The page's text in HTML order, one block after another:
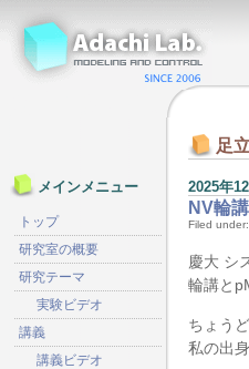
足
2025年
NV輪
Filed under:
慶大 シ
輪講と
ちょう
私の出
メインメニュー
トップ
研究室の概要
研究テーマ
実験ビデオ
講義
講義ビデオ